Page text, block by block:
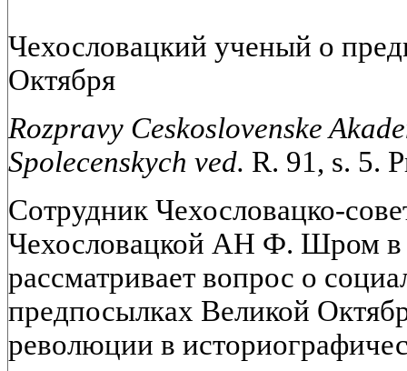
Чехословацкий ученый о
Октября
Rozpravy Ceskoslovenske
Spolecenskych ved. R. 91, s. 5.
Сотрудник Чехословацко-
Чехословацкой АН Ф. Шром в
рассматривает вопрос о
предпосылках Великой
революции в